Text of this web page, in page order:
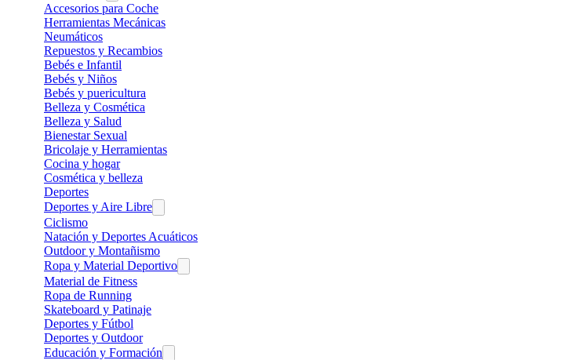
Accesorios para Coche
Herramientas Mecánicas
Neumáticos
Repuestos y Recambios
Bebés e Infantil
Bebés y Niños
Bebés y puericultura
Belleza y Cosmética
Belleza y Salud
Bienestar Sexual
Bricolaje y Herramientas
Cocina y hogar
Cosmética y belleza
Deportes
Deportes y Aire Libre
Ciclismo
Natación y Deportes Acuáticos
Outdoor y Montañismo
Ropa y Material Deportivo
Material de Fitness
Ropa de Running
Skateboard y Patinaje
Deportes y Fútbol
Deportes y Outdoor
Educación y Formación